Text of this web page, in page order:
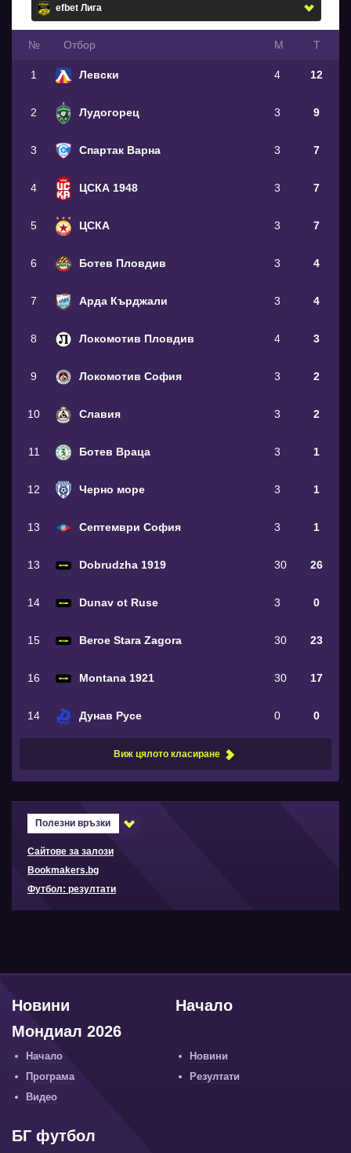
№ Oтбор М Т
1 Левски 4 12
2 Лудогорец 3 9
3 Спартак Варна 3 7
4 ЦСКА 1948 3 7
5 ЦСКА 3 7
6 Ботев Пловдив 3 4
7 Арда Кърджали 3 4
8 Локомотив Пловдив 4 3
9 Локомотив София 3 2
10 Славия 3 2
11 Ботев Враца 3 1
12 Черно море 3 1
13 Септември София 3 1
13 Dobrudzha 1919 30 26
14 Dunav ot Ruse 3 0
15 Beroe Stara Zagora 30 23
16 Montana 1921 30 17
14 Дунав Русе 0 0
Виж цялото класиране
Полезни връзки
Сайтове за залози
Bookmakers.bg
Футбол: резултати
Начало
Новини
Мондиал 2026
Начало
Новини
Програма
Резултати
Видео
БГ футбол